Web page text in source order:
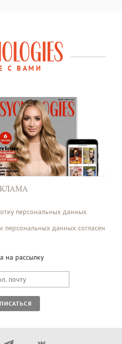
С ВАМИ
персональных данных
персональных данных согласен
на рассылку